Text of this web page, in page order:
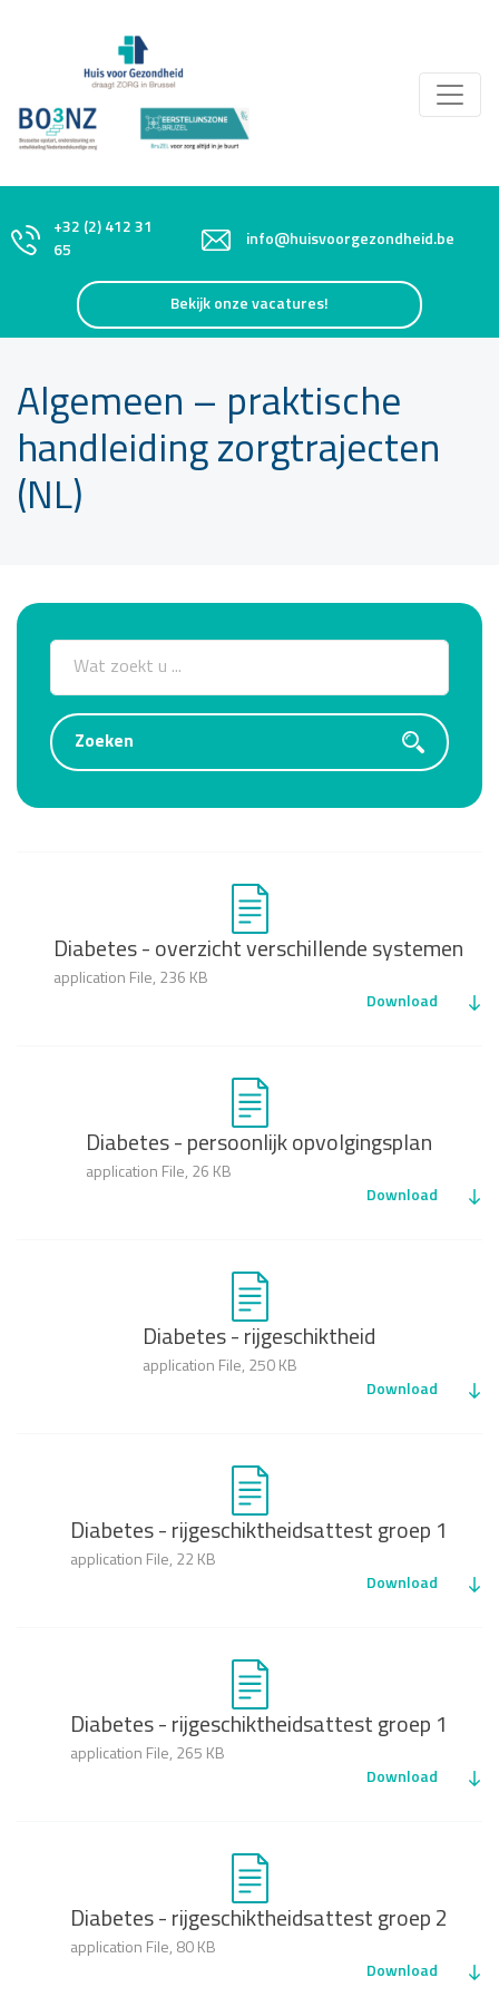
+32 (2) 412 31
65
info@huisvoorgezondheid.be
Bekijk onze vacatures!
Algemeen – praktische
handleiding zorgtrajecten
(NL)
Diabetes - overzicht verschillende systemen
application File, 236 KB
Download
Diabetes - persoonlijk opvolgingsplan
application File, 26 KB
Download
Diabetes - rijgeschiktheid
application File, 250 KB
Download
Diabetes - rijgeschiktheidsattest groep 1
application File, 22 KB
Download
Diabetes - rijgeschiktheidsattest groep 1
application File, 265 KB
Download
Diabetes - rijgeschiktheidsattest groep 2
application File, 80 KB
Download